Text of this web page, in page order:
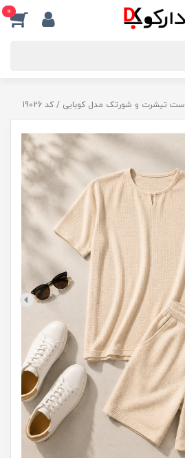
0
ست تیشرت و شورتک مدل کوبایی / کد 19026